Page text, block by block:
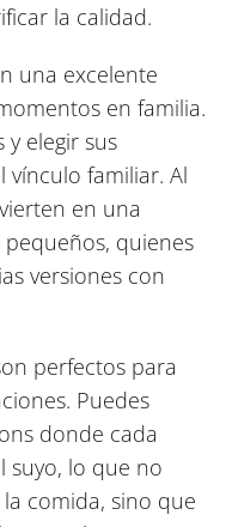
la calidad.
una excelente
en familia.
elegir sus
vínculo familiar. Al
en una
quienes
versiones con
perfectos para
Puedes
donde cada
suyo, lo que no
comida, sino que